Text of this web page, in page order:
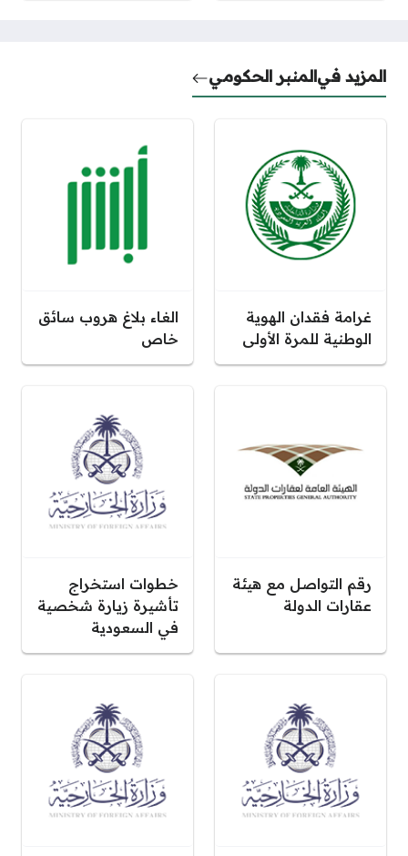
المزيد فيالمنبر الحكومي
غرامة فقدان الهوية
الوطنية للمرة الأولى
الغاء بلاغ هروب سائق
خاص
رقم التواصل مع هيئة
عقارات الدولة
خطوات استخراج
تأشيرة زيارة شخصية
في السعودية